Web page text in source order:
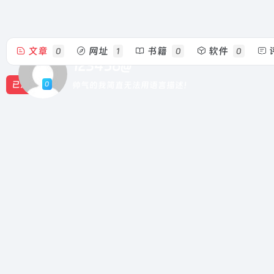
123456@
文章 0 网址 1 书籍 0 软件 0
已发布 0